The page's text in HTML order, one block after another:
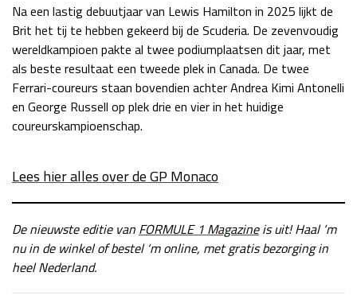
Na een lastig debuutjaar van Lewis Hamilton in 2025 lijkt de
Brit het tij te hebben gekeerd bij de Scuderia. De zevenvoudig
wereldkampioen pakte al twee podiumplaatsen dit jaar, met
als beste resultaat een tweede plek in Canada. De twee
Ferrari-coureurs staan bovendien achter Andrea Kimi Antonelli
en George Russell op plek drie en vier in het huidige
coureurskampioenschap.
Lees hier alles over de GP Monaco
De nieuwste editie van FORMULE 1 Magazineis uit! Haal ‘m
nu in de winkel of bestel ‘m online, met gratis bezorging in
heel Nederland.